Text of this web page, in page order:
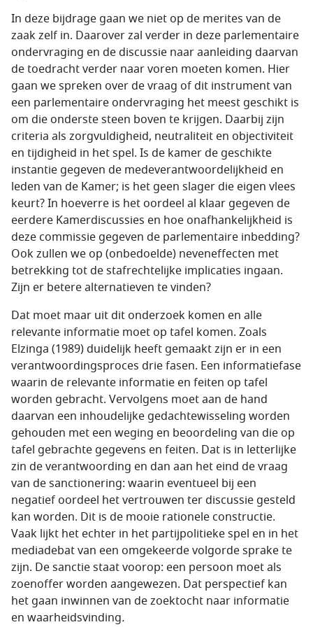
In deze bijdrage gaan we niet op de merites van de
zaak zelf in. Daarover zal verder in deze parlementaire
ondervraging en de discussie naar aanleiding daarvan
de toedracht verder naar voren moeten komen. Hier
gaan we spreken over de vraag of dit instrument van
een parlementaire ondervraging het meest geschikt is
om die onderste steen boven te krijgen. Daarbij zijn
criteria als zorgvuldigheid, neutraliteit en objectiviteit
en tijdigheid in het spel. Is de kamer de geschikte
instantie gegeven de medeverantwoordelijkheid en
leden van de Kamer; is het geen slager die eigen vlees
keurt? In hoeverre is het oordeel al klaar gegeven de
eerdere Kamerdiscussies en hoe onafhankelijkheid is
deze commissie gegeven de parlementaire inbedding?
Ook zullen we op (onbedoelde) neveneffecten met
betrekking tot de stafrechtelijke implicaties ingaan.
Zijn er betere alternatieven te vinden?
Dat moet maar uit dit onderzoek komen en alle
relevante informatie moet op tafel komen. Zoals
Elzinga (1989) duidelijk heeft gemaakt zijn er in een
verantwoordingsproces drie fasen. Een informatiefase
waarin de relevante informatie en feiten op tafel
worden gebracht. Vervolgens moet aan de hand
daarvan een inhoudelijke gedachtewisseling worden
gehouden met een weging en beoordeling van die op
tafel gebrachte gegevens en feiten. Dat is in letterlijke
zin de verantwoording en dan aan het eind de vraag
van de sanctionering: waarin eventueel bij een
negatief oordeel het vertrouwen ter discussie gesteld
kan worden. Dit is de mooie rationele constructie.
Vaak lijkt het echter in het partijpolitieke spel en in het
mediadebat van een omgekeerde volgorde sprake te
zijn. De sanctie staat voorop: een persoon moet als
zoenoffer worden aangewezen. Dat perspectief kan
het gaan inwinnen van de zoektocht naar informatie
en waarheidsvinding.